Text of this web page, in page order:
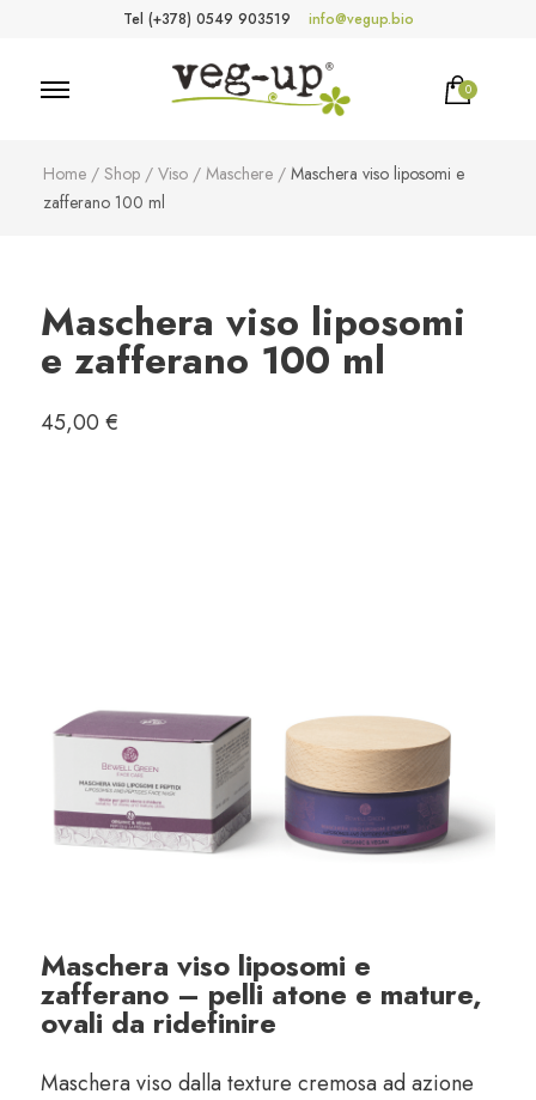
Tel (+378) 0549 903519 info@vegup.bio
0
Home / Shop / Viso / Maschere / Maschera viso liposomi e
zafferano 100 ml
Maschera viso liposomi
e zafferano 100 ml
45,00 €
Maschera viso liposomi e
zafferano – pelli atone e mature,
ovali da ridefinire
Maschera viso dalla texture cremosa ad azione